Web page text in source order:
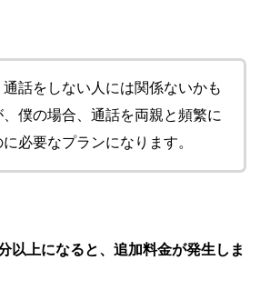
通話をしない人には関係ないかも
、僕の場合、通話を両親と頻繁に
必要なプランになります。
以上になると、追加料金が発生しま